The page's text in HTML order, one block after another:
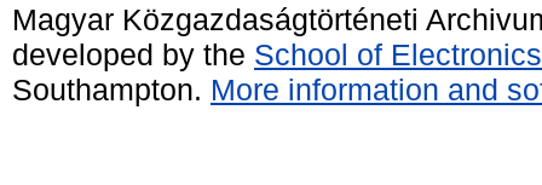
Magyar Közgazdaságtörténeti
developed by the School of
Southampton. More information and